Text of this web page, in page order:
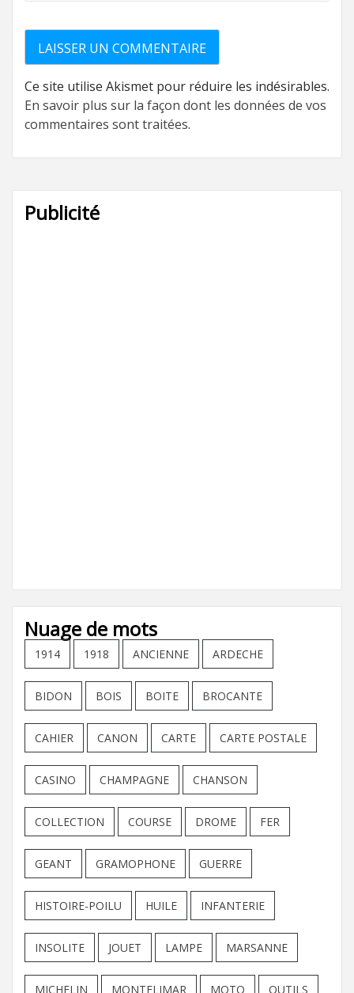
Ce site utilise Akismet pour réduire les indésirables.
En savoir plus sur la façon dont les données de vos
commentaires sont traitées.
Publicité
Nuage de mots
1914 1918 ANCIENNE ARDECHE
BIDON BOIS BOITE BROCANTE
CAHIER CANON CARTE CARTE POSTALE
CASINO CHAMPAGNE CHANSON
COLLECTION COURSE DROME FER
GEANT GRAMOPHONE GUERRE
HISTOIRE-POILU HUILE INFANTERIE
INSOLITE JOUET LAMPE MARSANNE
MICHELIN MONTELIMAR MOTO OUTILS